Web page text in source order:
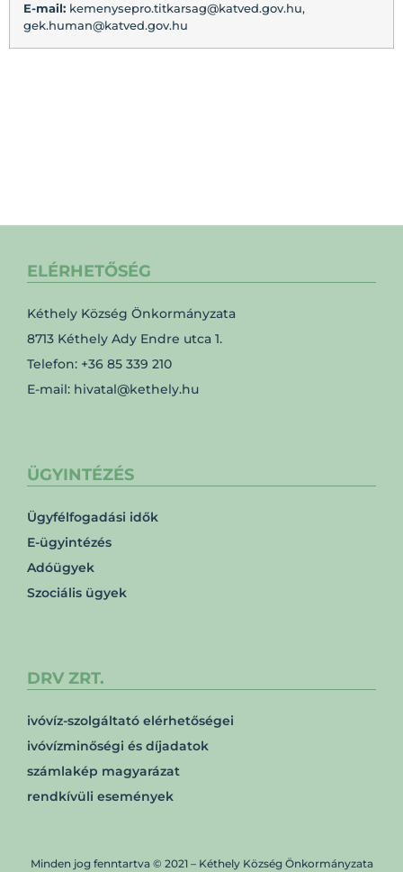
E-mail: kemenysepro.titkarsag@katved.gov.hu,
gek.human@katved.gov.hu
ELÉRHETŐSÉG
Kéthely Község Önkormányzata
8713 Kéthely Ady Endre utca 1.
Telefon: +36 85 339 210
E-mail: hivatal@kethely.hu
ÜGYINTÉZÉS
Ügyfélfogadási idők
E-ügyintézés
Adóügyek
Szociális ügyek
DRV ZRT.
ivóvíz-szolgáltató elérhetőségei
ivóvízminőségi és díjadatok
számlakép magyarázat
rendkívüli események
Minden jog fenntartva © 2021 – Kéthely Község Önkormányzata